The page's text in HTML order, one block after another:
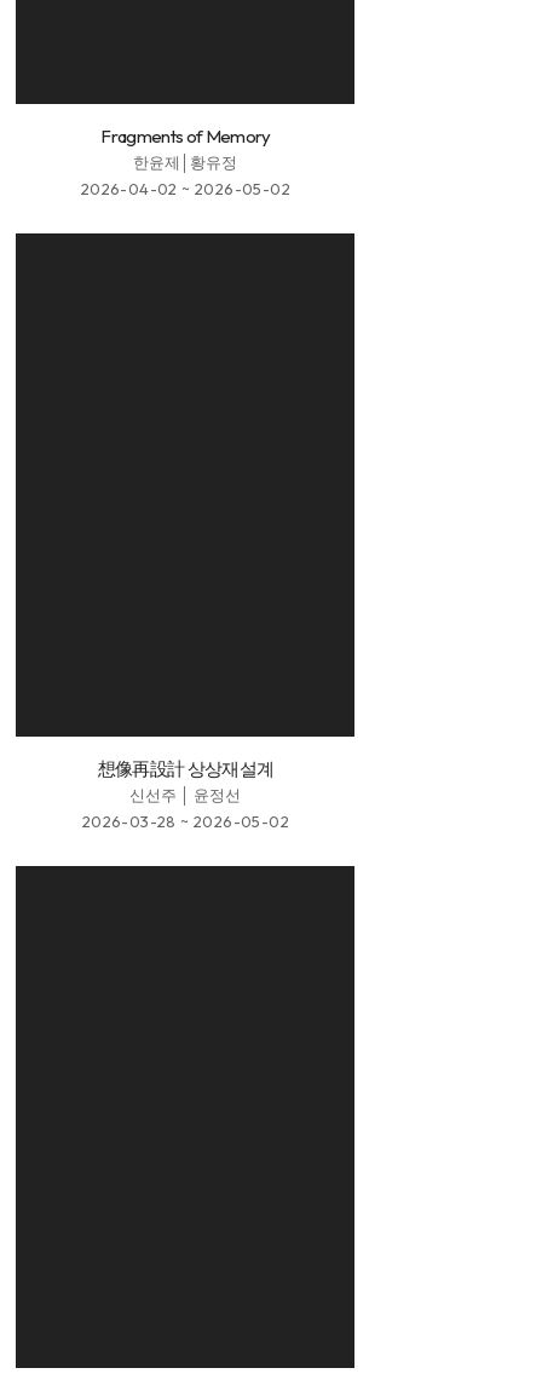
Fragments of Memory
한윤제│황유정
2026-04-02 ~ 2026-05-02
想像再設計 상상재설계
신선주 │ 윤정선
2026-03-28 ~ 2026-05-02